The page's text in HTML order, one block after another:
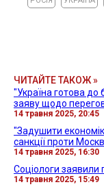
ЧИТАЙТЕ ТАКОЖ »
"Україна готова до
заяву щодо
14 травня 2025, 20:45
"Задушити
санкції проти
14 травня 2025, 16:30
Соціологи заявили
14 травня 2025, 15:49